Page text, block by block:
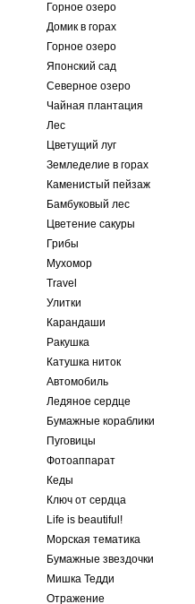
Горное озеро
Домик в горах
Горное озеро
Японский сад
Северное озеро
Чайная плантация
Лес
Цветущий луг
Земледелие в горах
Каменистый пейзаж
Бамбуковый лес
Цветение сакуры
Грибы
Мухомор
Travel
Улитки
Карандаши
Ракушка
Катушка ниток
Автомобиль
Ледяное сердце
Бумажные кораблики
Пуговицы
Фотоаппарат
Кеды
Ключ от сердца
Life is beautiful!
Морская тематика
Бумажные звездочки
Мишка Тедди
Отражение